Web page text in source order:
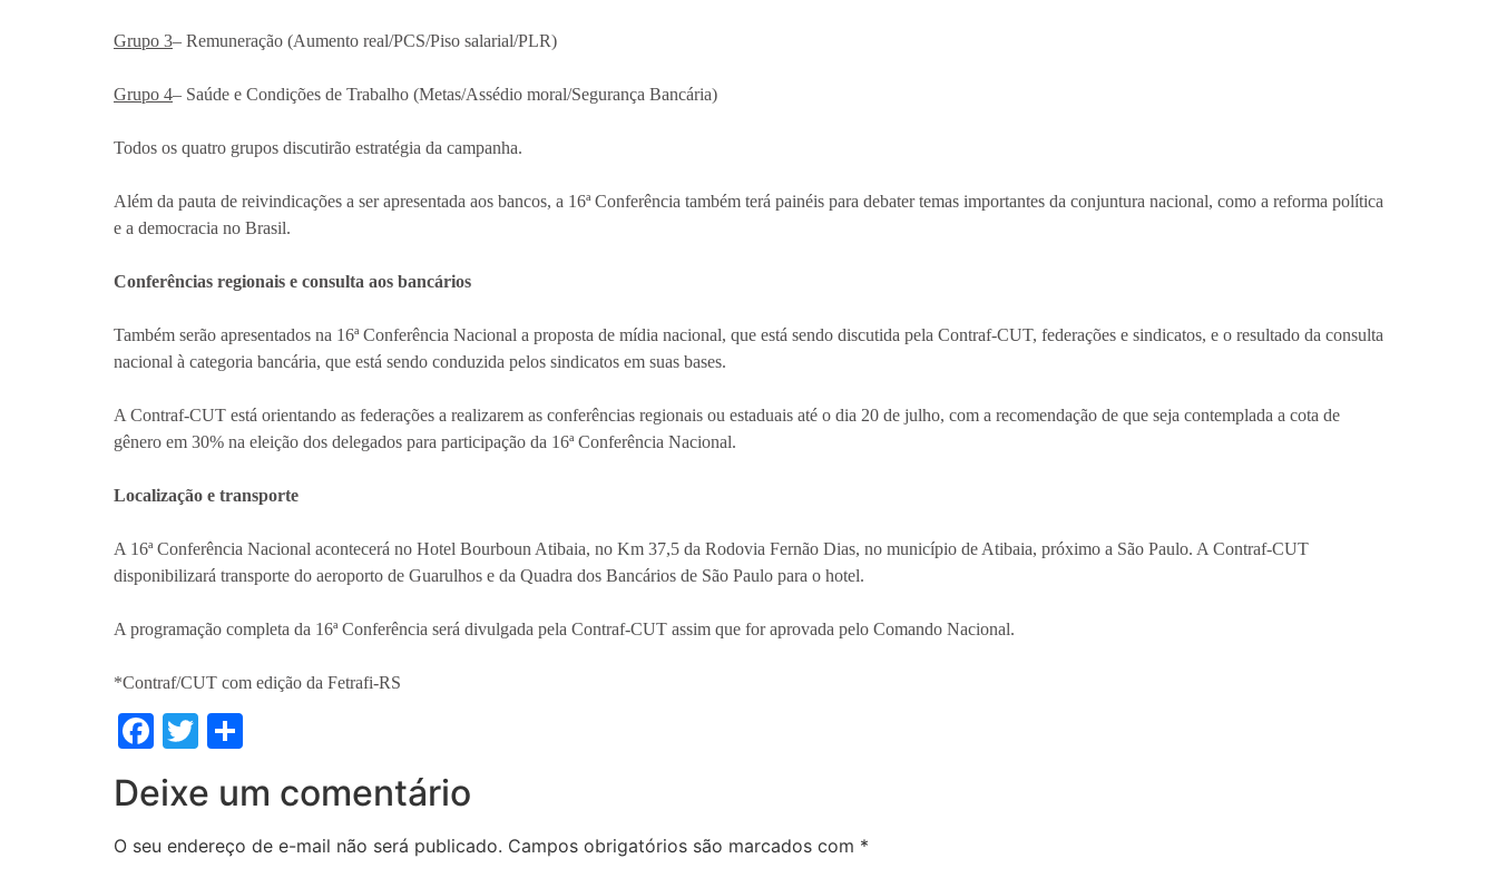
Grupo 3– Remuneração (Aumento real/PCS/Piso salarial/PLR)
Grupo 4– Saúde e Condições de Trabalho (Metas/Assédio moral/Segurança Bancária)
Todos os quatro grupos discutirão estratégia da campanha.
Além da pauta de reivindicações a ser apresentada aos bancos, a 16ª Conferência também terá painéis para debater temas importantes da conjuntura nacional, como a reforma política
e a democracia no Brasil.
Conferências regionais e consulta aos bancários
Também serão apresentados na 16ª Conferência Nacional a proposta de mídia nacional, que está sendo discutida pela Contraf-CUT, federações e sindicatos, e o resultado da consulta
nacional à categoria bancária, que está sendo conduzida pelos sindicatos em suas bases.
A Contraf-CUT está orientando as federações a realizarem as conferências regionais ou estaduais até o dia 20 de julho, com a recomendação de que seja contemplada a cota de
gênero em 30% na eleição dos delegados para participação da 16ª Conferência Nacional.
Localização e transporte
A 16ª Conferência Nacional acontecerá no Hotel Bourboun Atibaia, no Km 37,5 da Rodovia Fernão Dias, no município de Atibaia, próximo a São Paulo. A Contraf-CUT
disponibilizará transporte do aeroporto de Guarulhos e da Quadra dos Bancários de São Paulo para o hotel.
A programação completa da 16ª Conferência será divulgada pela Contraf-CUT assim que for aprovada pelo Comando Nacional.
*Contraf/CUT com edição da Fetrafi-RS
Facebook
Twitter
Deixe um comentário
O seu endereço de e-mail não será publicado. Campos obrigatórios são marcados com *